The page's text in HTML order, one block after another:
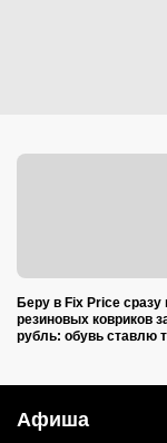
Беру в Fix Price сразу
резиновых ковриков
рубль: обувь ставлю
Афиша